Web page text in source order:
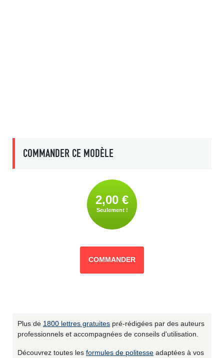
COMMANDER CE MODÈLE
2,00 €
Seulement !
COMMANDER
Plus de 1800 lettres gratuites pré-rédigées par des auteurs
professionnels et accompagnées de conseils d'utilisation.
Découvrez toutes les formules de politesse adaptées à vos